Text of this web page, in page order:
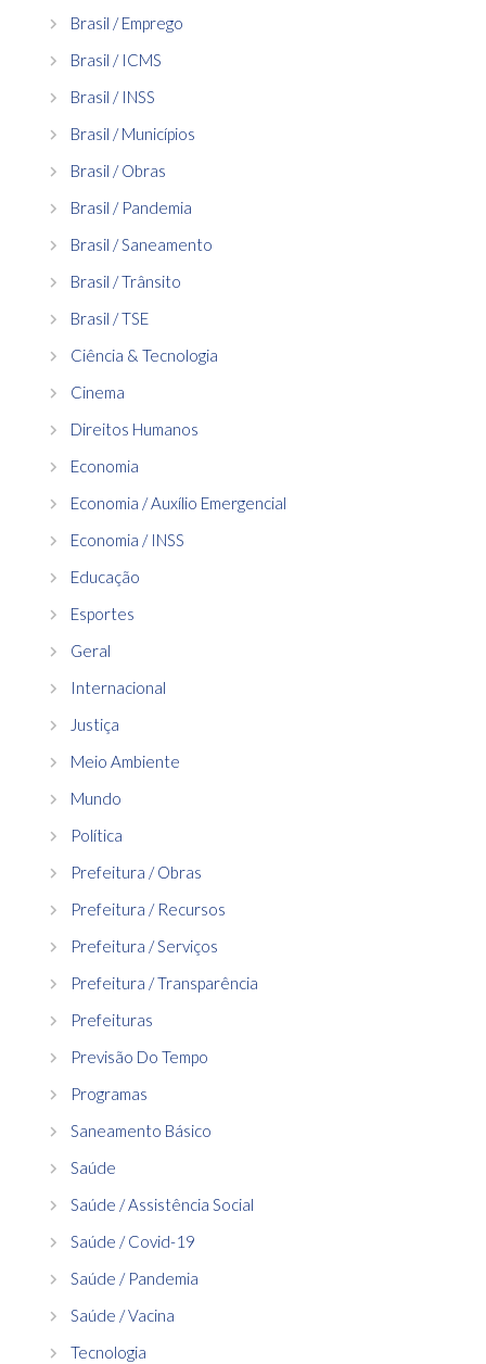
Brasil / Emprego
Brasil / ICMS
Brasil / INSS
Brasil / Municípios
Brasil / Obras
Brasil / Pandemia
Brasil / Saneamento
Brasil / Trânsito
Brasil / TSE
Ciência & Tecnologia
Cinema
Direitos Humanos
Economia
Economia / Auxílio Emergencial
Economia / INSS
Educação
Esportes
Geral
Internacional
Justiça
Meio Ambiente
Mundo
Política
Prefeitura / Obras
Prefeitura / Recursos
Prefeitura / Serviços
Prefeitura / Transparência
Prefeituras
Previsão Do Tempo
Programas
Saneamento Básico
Saúde
Saúde / Assistência Social
Saúde / Covid-19
Saúde / Pandemia
Saúde / Vacina
Tecnologia